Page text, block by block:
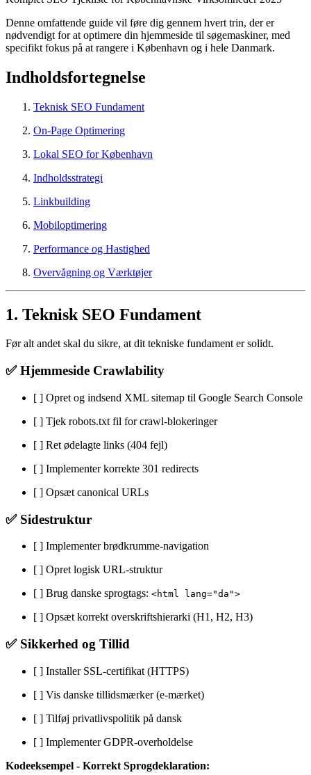
Denne omfattende guide vil føre dig gennem hvert trin, der er
nødvendigt for at optimere din hjemmeside til søgemaskiner, med
specifikt fokus på at rangere i København og i hele Danmark.
Indholdsfortegnelse
Teknisk SEO Fundament
On-Page Optimering
Lokal SEO for København
Indholdsstrategi
Linkbuilding
Mobiloptimering
Performance og Hastighed
Overvågning og Værktøjer
1. Teknisk SEO Fundament
Før alt andet skal du sikre, at dit tekniske fundament er solidt.
✅ Hjemmeside Crawlability
[ ] Opret og indsend XML sitemap til Google Search Console
[ ] Tjek robots.txt fil for crawl-blokeringer
[ ] Ret ødelagte links (404 fejl)
[ ] Implementer korrekte 301 redirects
[ ] Opsæt canonical URLs
✅ Sidestruktur
[ ] Implementer brødkrumme-navigation
[ ] Opret logisk URL-struktur
[ ] Brug danske sprogtags: <html lang="da">
[ ] Opsæt korrekt overskriftshierarki (H1, H2, H3)
✅ Sikkerhed og Tillid
[ ] Installer SSL-certifikat (HTTPS)
[ ] Vis danske tillidsmærker (e-mærket)
[ ] Tilføj privatlivspolitik på dansk
[ ] Implementer GDPR-overholdelse
Kodeeksempel - Korrekt Sprogdeklaration: